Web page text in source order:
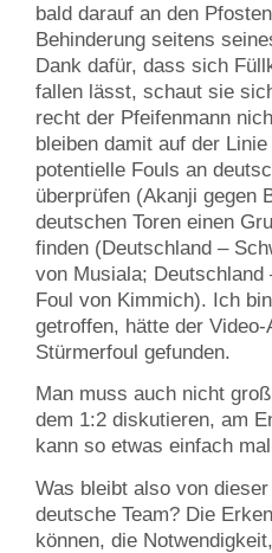
bald darauf an den
Behinderung seitens
Dank dafür, dass sich
fallen lässt, schaut sie
recht der Pfeifenmann
bleiben damit auf der
potentielle Fouls an
überprüfen (Akanji gegen
deutschen Toren einen
finden (Deutschland –
von Musiala; Deutschland
Foul von Kimmich). Ich
getroffen, hätte der
Stürmerfoul gefunden.
Man muss auch nicht
dem 1:2 diskutieren, am
kann so etwas einfach
Was bleibt also von
deutsche Team? Die
können, die